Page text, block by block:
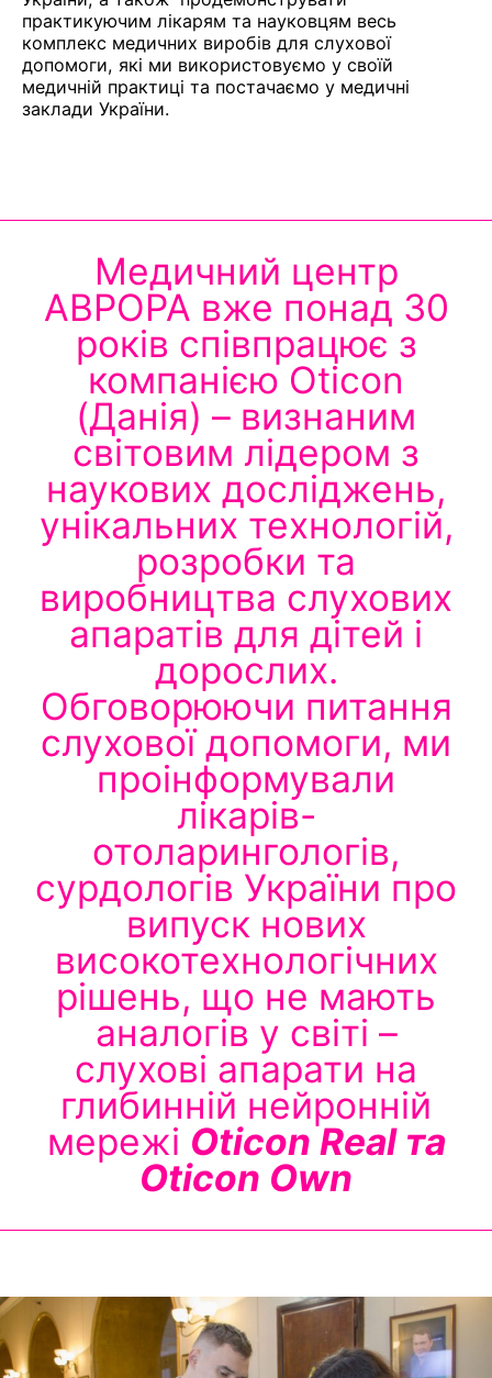
практикуючим лікарям та науковцям весь
комплекс медичних виробів для слухової
допомоги, які ми використовуємо у своїй
медичній практиці та постачаємо у медичні
заклади України.
Медичний центр
АВРОРА вже понад 30
років співпрацює з
компанією Oticon
(Данія) – визнаним
світовим лідером з
наукових досліджень,
унікальних технологій,
розробки та
виробництва слухових
апаратів для дітей і
дорослих.
Обговорюючи питання
слухової допомоги, ми
проінформували
лікарів-
отоларингологів,
сурдологів України про
випуск нових
високотехнологічних
рішень, що не мають
аналогів у світі –
слухові апарати на
глибинній нейронній
мережі Oticon Real та
Oticon Own